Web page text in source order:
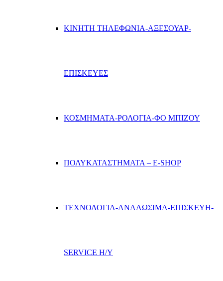
ΚΙΝΗΤΗ ΤΗΛΕΦΩΝΙΑ-ΑΞΕΣΟΥΑΡ-
ΕΠΙΣΚΕΥΕΣ
ΚΟΣΜΗΜΑΤΑ-ΡΟΛΟΓΙΑ-ΦΟ ΜΠΙΖΟΥ
ΠΟΛΥΚΑΤΑΣΤΗΜΑΤΑ – E-SHOP
ΤΕΧΝΟΛΟΓΙΑ-ΑΝΑΛΩΣΙΜΑ-ΕΠΙΣΚΕΥΗ-
SERVICE Η/Υ